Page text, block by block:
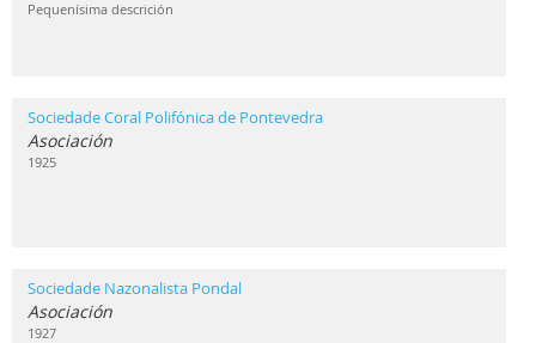
Pequenísima descrición
Sociedade Coral Polifónica de Pontevedra
Asociación
1925
Sociedade Nazonalista Pondal
Asociación
1927